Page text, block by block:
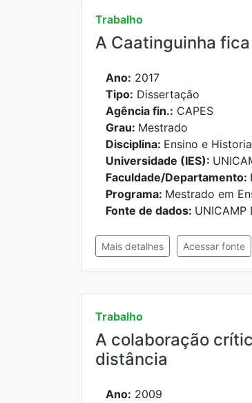
Trabalho
A Caatinguinha
Ano: 2017
Tipo: Dissertação
Agência fin.: CAPES
Grau: Mestrado
Disciplina: Ensino e
Universidade (IES):
Faculdade/Departamento:
Programa: Mestrado em
Fonte de dados: UNICAMP
Mais detalhes Acessar fonte
Trabalho
A colaboração
distância
Ano: 2009